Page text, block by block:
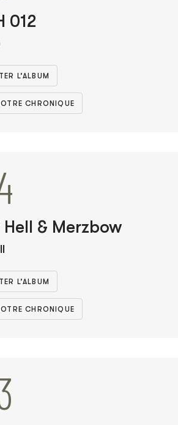
012
L’ALBUM
CHRONIQUE
& Merzbow
L’ALBUM
CHRONIQUE